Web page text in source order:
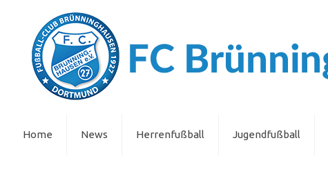
Home News Herrenfußball Jugendfußball